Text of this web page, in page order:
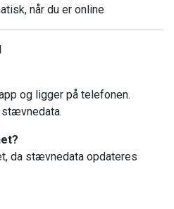
når du er online
og ligger på telefonen.
stævnedata.
da stævnedata opdateres